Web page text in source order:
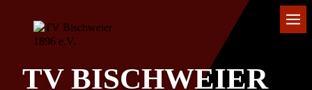
TV BISCHWEIER